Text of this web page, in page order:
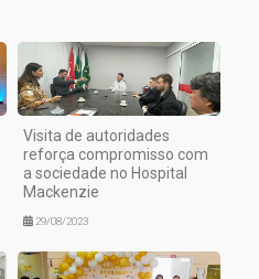
Visita de autoridades
reforça compromisso com
a sociedade no Hospital
Mackenzie
29/08/2023